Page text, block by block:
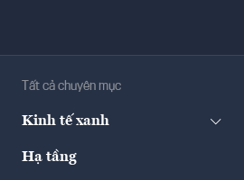
Tất cả chuyên mục
Kinh tế xanh
Hạ tầng